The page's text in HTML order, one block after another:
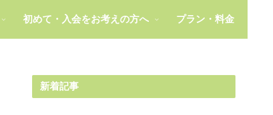
初めて・入会をお考えの方へ プラン・料金
新着記事